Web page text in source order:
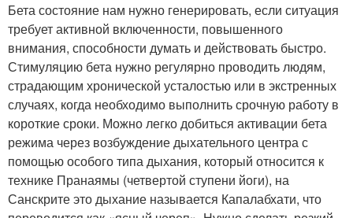
Бета состояние нам нужно генерировать, если ситуация
требует активной включенности, повышенного
внимания, способности думать и действовать быстро.
Стимуляцию бета нужно регулярно проводить людям,
страдающим хронической усталостью или в экстренных
случаях, когда необходимо выполнить срочную работу в
короткие сроки. Можно легко добиться активации бета
режима через возбуждение дыхательного центра с
помощью особого типа дыхания, который относится к
технике Пранаямы (четвертой ступени йоги), на
Санскрите это дыхание называется Капалабхати, что